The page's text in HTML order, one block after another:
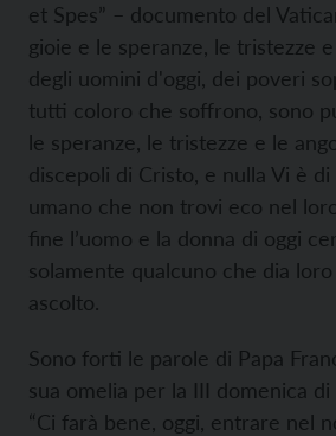
et Spes” – documento del
gioie e le speranze, le tristezze
degli uomini d'oggi, dei poveri
tutti coloro che soffrono, sono
le speranze, le tristezze e le
discepoli di Cristo, e nulla Vi è
umano che non trovi eco nel
fine l’uomo e la donna di oggi
solamente qualcuno che dia
ascolto.
Sono forti le parole di Papa
sua omelia per la III domenica di
“Ci farà bene, oggi, entrare nel